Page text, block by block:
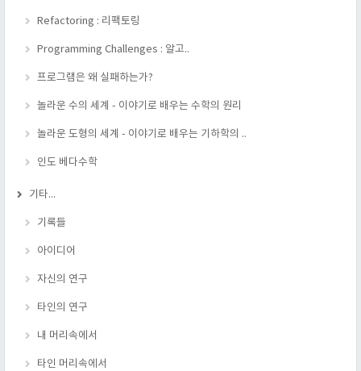
Refactoring : 리팩토링
Programming Challenges : 알고..
프로그램은 왜 실패하는가?
놀라운 수의 세계 - 이야기로 배우는 수학의 원리
놀라운 도형의 세계 - 이야기로 배우는 기하학의 ..
인도 베다수학
기타...
기록들
아이디어
자신의 연구
타인의 연구
내 머리속에서
타인 머리속에서